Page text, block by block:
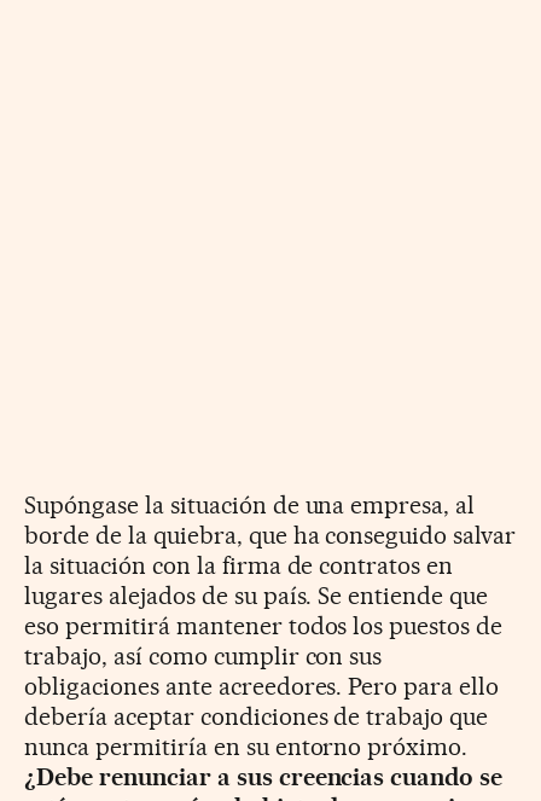
Supóngase la situación de una empresa, al
borde de la quiebra, que ha conseguido salvar
la situación con la firma de contratos en
lugares alejados de su país. Se entiende que
eso permitirá mantener todos los puestos de
trabajo, así como cumplir con sus
obligaciones ante acreedores. Pero para ello
debería aceptar condiciones de trabajo que
nunca permitiría en su entorno próximo.
¿Debe renunciar a sus creencias cuando se